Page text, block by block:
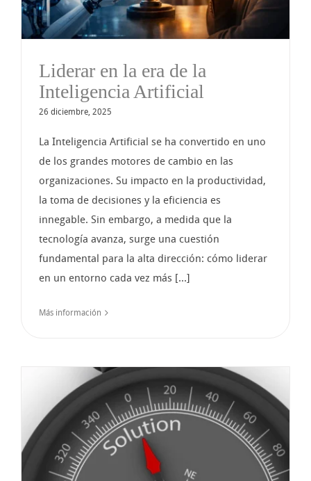
Liderar en la era de la
Inteligencia Artificial
26 diciembre, 2025
La Inteligencia Artificial se ha convertido en uno
de los grandes motores de cambio en las
organizaciones. Su impacto en la productividad,
la toma de decisiones y la eficiencia es
innegable. Sin embargo, a medida que la
tecnología avanza, surge una cuestión
fundamental para la alta dirección: cómo liderar
en un entorno cada vez más [...]
Más información